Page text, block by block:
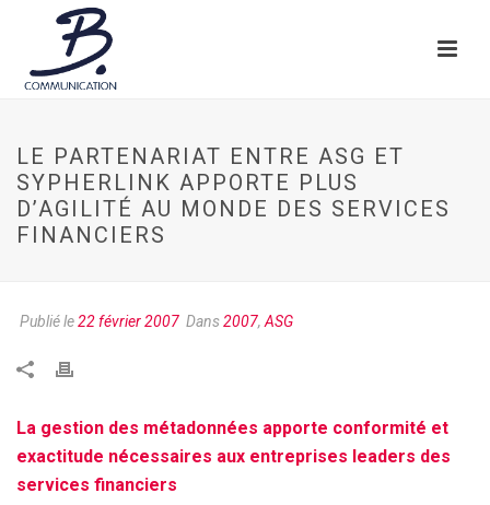
LE PARTENARIAT ENTRE ASG ET
SYPHERLINK APPORTE PLUS
D’AGILITÉ AU MONDE DES SERVICES
FINANCIERS
Publié le22 février 2007 Dans2007, ASG
La gestion des métadonnées apporte conformité et
exactitude nécessaires aux entreprises leaders des
services financiers